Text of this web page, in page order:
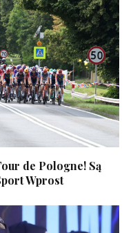
de Pologne! Są
Wprost